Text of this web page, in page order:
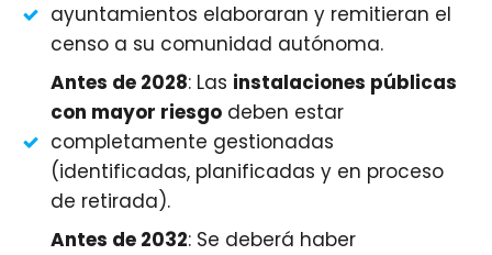
ayuntamientos elaboraran y remitieran el
censo a su comunidad autónoma.
Antes de 2028: Las instalaciones públicas
con mayor riesgo deben estar
completamente gestionadas
(identificadas, planificadas y en proceso
de retirada).
Antes de 2032: Se deberá haber